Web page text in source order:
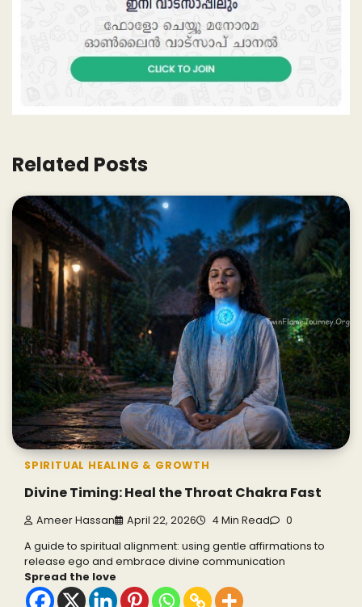
Related Posts
SPIRITUAL HEALING & GROWTH
Divine Timing: Heal the Throat Chakra Fast
Ameer Hassan April 22, 2026 4 Min Read 0
A guide to spiritual alignment: using gentle affirmations to
release ego and embrace divine communication
Spread the love